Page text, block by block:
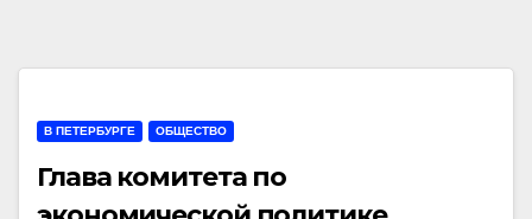
В ПЕТЕРБУРГЕ ОБЩЕСТВО
Глава комитета по